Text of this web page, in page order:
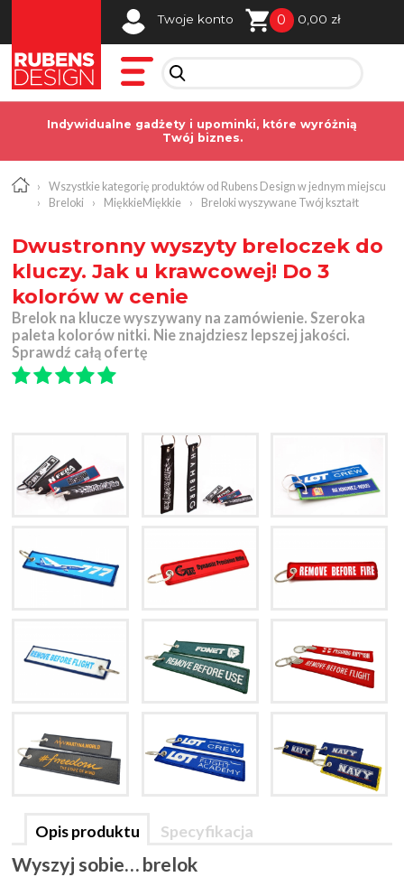
Twoje konto 0 0,00 zł
Indywidualne gadżety i upominki, które wyróżnią
Twój biznes.
›
Wszystkie kategorię produktów od Rubens Design w jednym miejscu
›
Breloki › MiękkieMiękkie › Breloki wyszywane Twój kształt
Dwustronny wyszyty breloczek do
kluczy. Jak u krawcowej! Do 3
kolorów w cenie
Brelok na klucze wyszywany na zamówienie. Szeroka
paleta kolorów nitki. Nie znajdziesz lepszej jakości.
Sprawdź całą ofertę
Opis produktu Specyfikacja
Wyszyj sobie… brelok